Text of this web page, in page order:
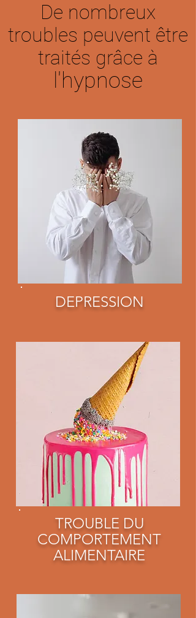
​De nombreux
troubles peuvent être
traités grâce à
l'hypnose
DEPRESSION
TROUBLE DU
COMPORTEMENT
ALIMENTAIRE